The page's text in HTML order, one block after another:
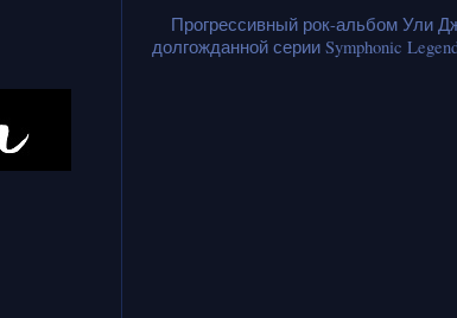
Прогрессивный рок-альбом Ули
долгожданной серии Symphonic